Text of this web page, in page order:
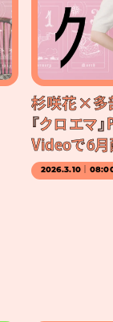
杉咲花×多
『クロエマ
Videoで6
2026.3.10｜